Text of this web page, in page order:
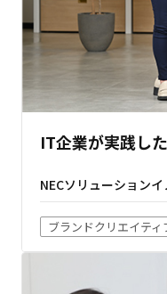
IT企業が実践し
NECソリューション
ブランドクリエイティ